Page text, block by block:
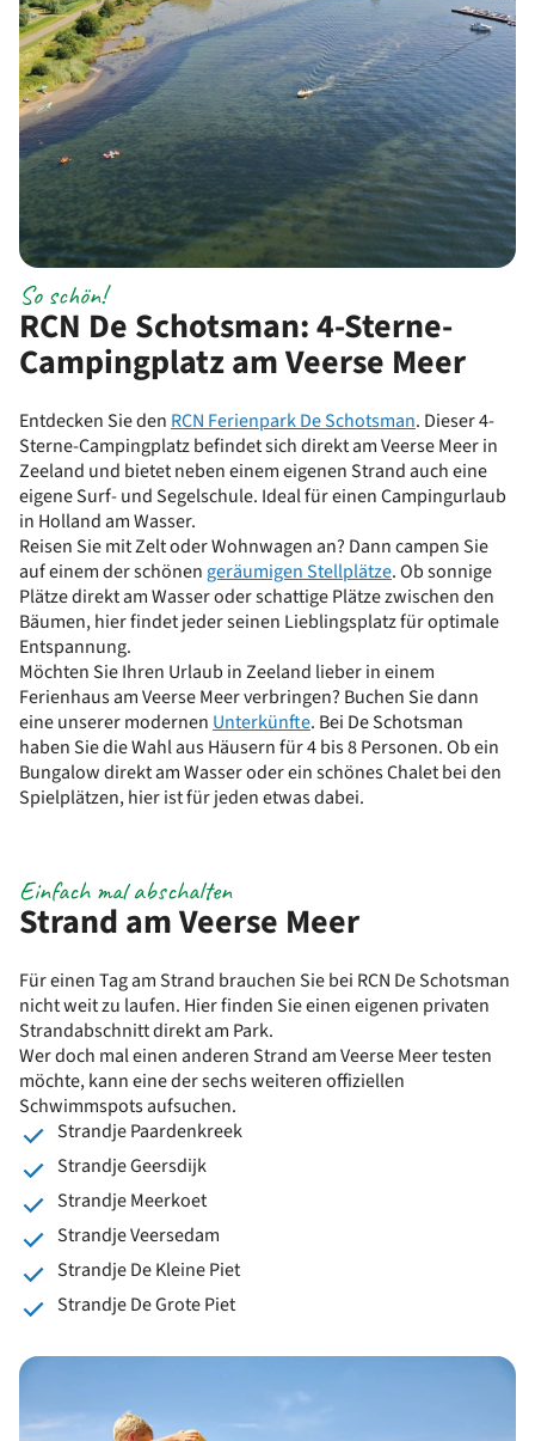
RCN De Schotsman: 4-Sterne-
Campingplatz am Veerse Meer
So schön!
Entdecken Sie den RCN Ferienpark De Schotsman. Dieser 4-
Sterne-Campingplatz befindet sich direkt am Veerse Meer in
Zeeland und bietet neben einem eigenen Strand auch eine
eigene Surf- und Segelschule. Ideal für einen Campingurlaub
in Holland am Wasser.
Reisen Sie mit Zelt oder Wohnwagen an? Dann campen Sie
auf einem der schönen geräumigen Stellplätze. Ob sonnige
Plätze direkt am Wasser oder schattige Plätze zwischen den
Bäumen, hier findet jeder seinen Lieblingsplatz für optimale
Entspannung.
Möchten Sie Ihren Urlaub in Zeeland lieber in einem
Ferienhaus am Veerse Meer verbringen? Buchen Sie dann
eine unserer modernen Unterkünfte. Bei De Schotsman
haben Sie die Wahl aus Häusern für 4 bis 8 Personen. Ob ein
Bungalow direkt am Wasser oder ein schönes Chalet bei den
Spielplätzen, hier ist für jeden etwas dabei.
Strand am Veerse Meer
Einfach mal abschalten
Für einen Tag am Strand brauchen Sie bei RCN De Schotsman
nicht weit zu laufen. Hier finden Sie einen eigenen privaten
Strandabschnitt direkt am Park.
Wer doch mal einen anderen Strand am Veerse Meer testen
möchte, kann eine der sechs weiteren offiziellen
Schwimmspots aufsuchen.
Strandje Paardenkreek
Strandje Geersdijk
Strandje Meerkoet
Strandje Veersedam
Strandje De Kleine Piet
Strandje De Grote Piet